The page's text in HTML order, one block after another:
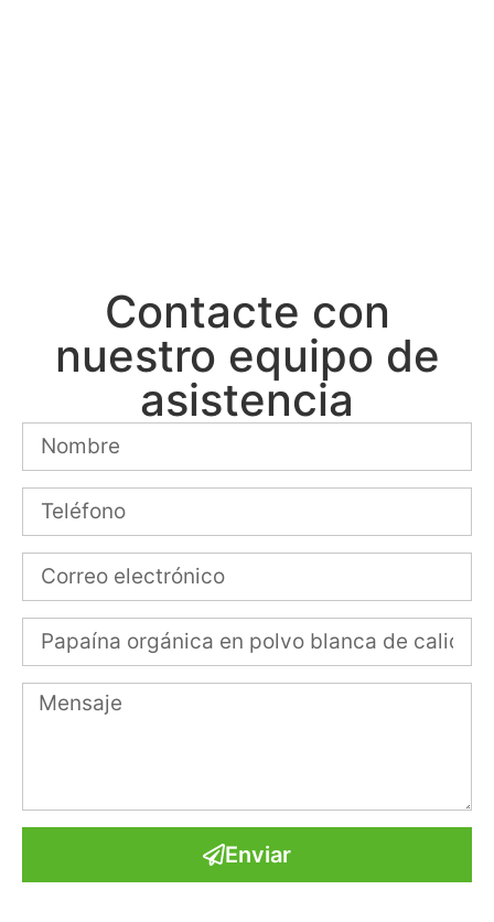
Contacte con
nuestro equipo de
asistencia
Enviar